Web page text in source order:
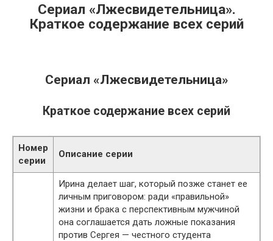
Сериал «Лжесвидетельница».
Краткое содержание всех серий
Сериал «Лжесвидетельница»
Краткое содержание всех серий
Номер
серии
Описание серии
Ирина делает шаг, который позже станет ее
личным приговором: ради «правильной»
жизни и брака с перспективным мужчиной
она соглашается дать ложные показания
против Сергея — честного студента